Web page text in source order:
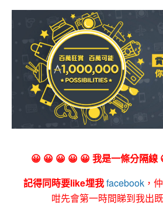
😀 😀 😀 😀 😀 我是一條分隔線
記得同時要like埋我facebook ，
咁先會第一時間睇到我出